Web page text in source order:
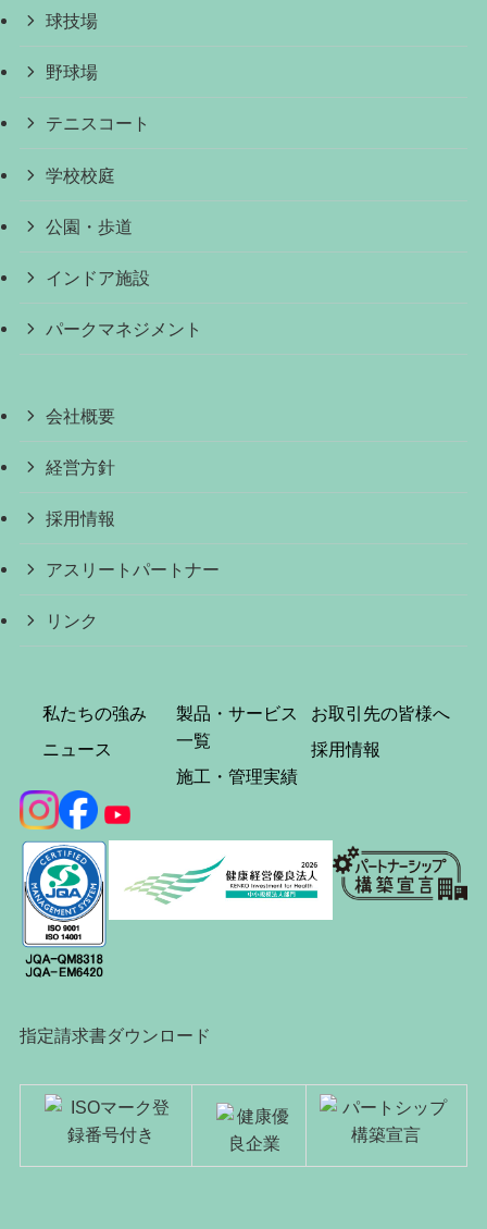
球技場
野球場
テニスコート
学校校庭
公園・歩道
インドア施設
パークマネジメント
会社概要
経営方針
採用情報
アスリートパートナー
リンク
私たちの強み
ニュース
製品・サービス
一覧
施工・管理実績
お取引先の皆様へ
採用情報
指定請求書ダウンロード